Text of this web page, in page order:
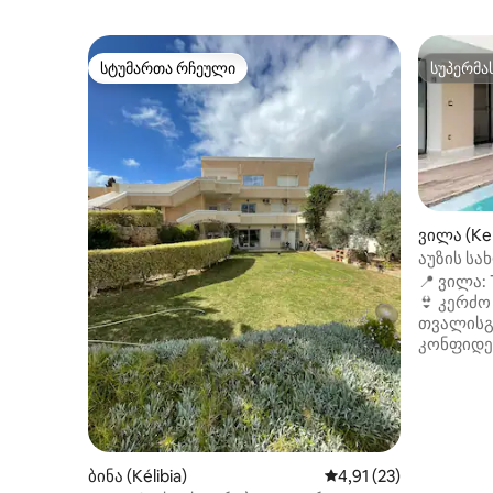
სტუმართა რჩეული
სტუმართა რჩეული
ბინა (Kélibia) საშუალო შეფასებაა
4,91 (23)
ვილა
აუზის
📍 ვილა:
👙